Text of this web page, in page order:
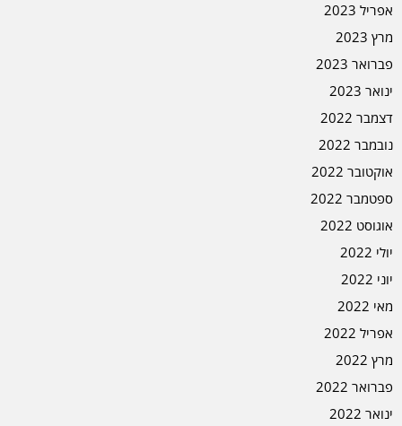
אפריל 2023
מרץ 2023
פברואר 2023
ינואר 2023
דצמבר 2022
נובמבר 2022
אוקטובר 2022
ספטמבר 2022
אוגוסט 2022
יולי 2022
יוני 2022
מאי 2022
אפריל 2022
מרץ 2022
פברואר 2022
ינואר 2022